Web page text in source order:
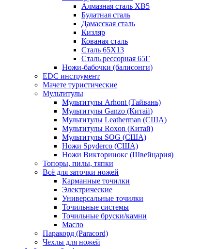
Алмазная сталь ХВ5
Булатная сталь
Дамасская сталь
Кизляр
Кованая сталь
Сталь 65Х13
Сталь рессорная 65Г
Ножи-бабочки (балисонги)
EDC инструмент
Мачете туристические
Мультитулы
Мультитулы Arhont (Тайвань)
Мультитулы Ganzo (Китай)
Мультитулы Leatherman (США)
Мультитулы Roxon (Китай)
Мультитулы SOG (США)
Ножи Spyderco (США)
Ножи Викторинокс (Швейцария)
Топоры, пилы, тяпки
Всё для заточки ножей
Карманные точилки
Электрические
Универсальные точилки
Точильные системы
Точильные бруски/камни
Масло
Паракорд (Paracord)
Чехлы для ножей